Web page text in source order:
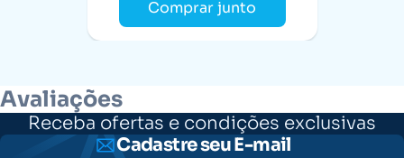
Comprar junto
Avaliações
Receba ofertas e condições exclusivas
Cadastre seu E-mail